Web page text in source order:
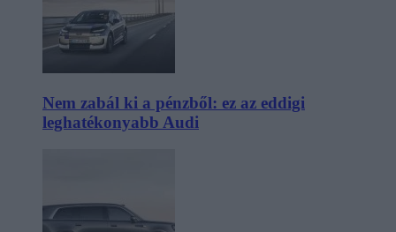
Nem zabál ki a pénzből: ez az eddigi
leghatékonyabb Audi